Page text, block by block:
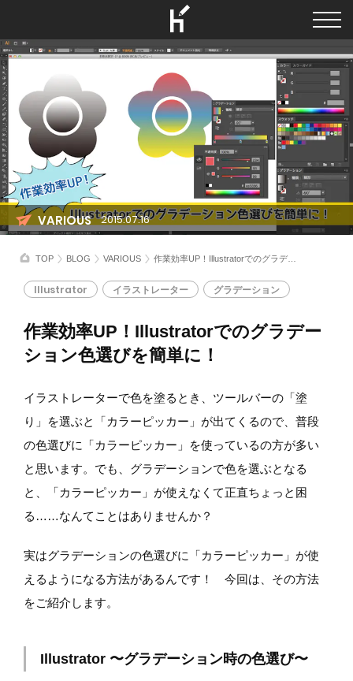
TOP BLOG VARIOUS 作業効率UP！Illustratorでのグラデーション色選びを簡単に！
作業効率UP！Illustratorでのグラデー
ション色選びを簡単に！
Illustrator イラストレーター グラデーション
VARIOUS 2015.07.16
イラストレーターで色を塗るとき、ツールバーの「塗
り」を選ぶと「カラーピッカー」が出てくるので、普段
の色選びに「カラーピッカー」を使っているの方が多い
と思います。でも、グラデーションで色を選ぶとなる
と、「カラーピッカー」が使えなくて正直ちょっと困
る……なんてことはありませんか？
実はグラデーションの色選びに「カラーピッカー」が使
えるようになる方法があるんです！ 今回は、その方法
をご紹介します。
Illustrator 〜グラデーション時の色選び〜